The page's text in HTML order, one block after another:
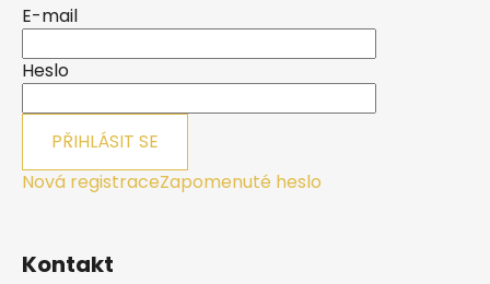
E-mail
Heslo
PŘIHLÁSIT SE
Nová registraceZapomenuté heslo
Kontakt